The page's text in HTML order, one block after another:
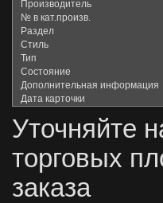
Производитель
№ в кат.произв.
Раздел
Стиль
Тип
Состояние
Дополнительная информация
Дата карточки
Уточняйте
торговых
заказа